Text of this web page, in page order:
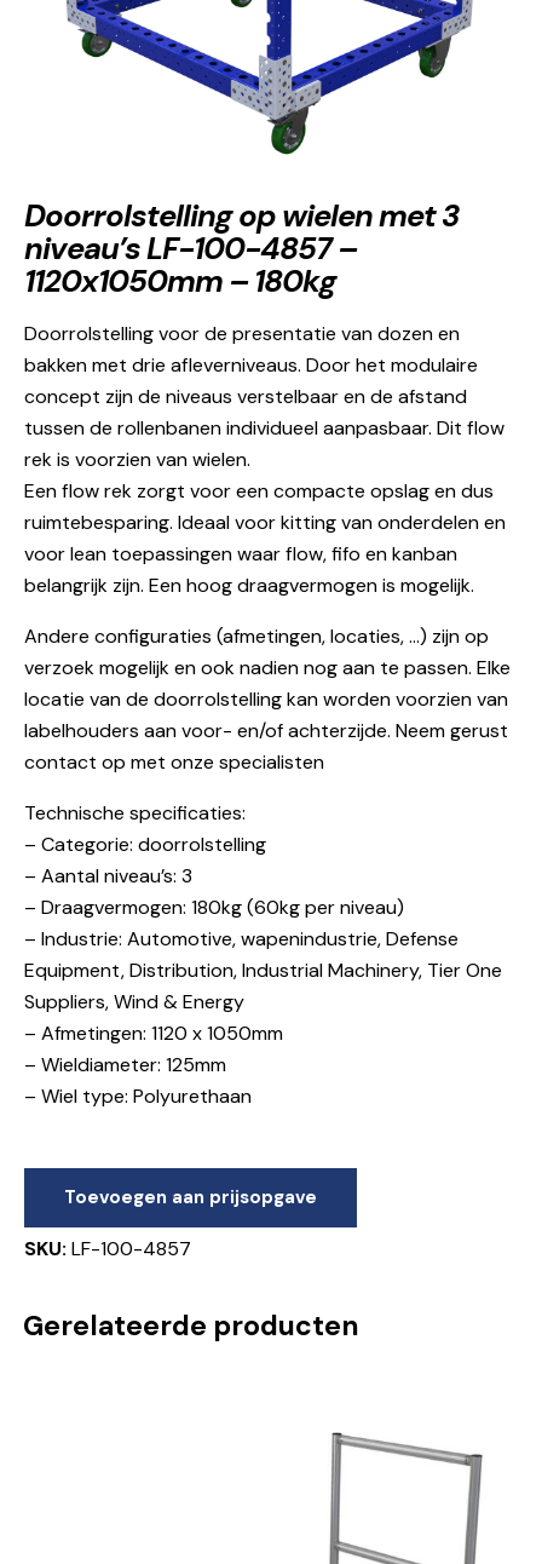
Doorrolstelling op wielen met 3
niveau’s LF-100-4857 –
1120x1050mm – 180kg
Doorrolstelling voor de presentatie van dozen en
bakken met drie afleverniveaus. Door het modulaire
concept zijn de niveaus verstelbaar en de afstand
tussen de rollenbanen individueel aanpasbaar. Dit flow
rek is voorzien van wielen.
Een flow rek zorgt voor een compacte opslag en dus
ruimtebesparing. Ideaal voor kitting van onderdelen en
voor lean toepassingen waar flow, fifo en kanban
belangrijk zijn. Een hoog draagvermogen is mogelijk.
Andere configuraties (afmetingen, locaties, …) zijn op
verzoek mogelijk en ook nadien nog aan te passen. Elke
locatie van de doorrolstelling kan worden voorzien van
labelhouders aan voor- en/of achterzijde. Neem gerust
contact op met onze specialisten
Technische specificaties:
– Categorie: doorrolstelling
– Aantal niveau’s: 3
– Draagvermogen: 180kg (60kg per niveau)
– Industrie: Automotive, wapenindustrie, Defense
Equipment, Distribution, Industrial Machinery, Tier One
Suppliers, Wind & Energy
– Afmetingen: 1120 x 1050mm
– Wieldiameter: 125mm
– Wiel type: Polyurethaan
Toevoegen aan prijsopgave
SKU: LF-100-4857
Gerelateerde producten